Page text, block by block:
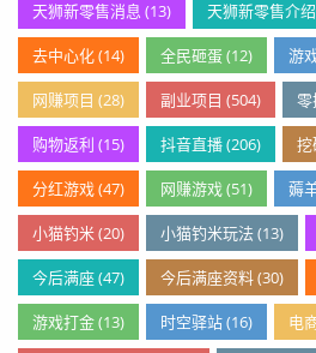
天狮新零售消息 (13) 天狮新零售介
去中心化 (14) 全民砸蛋 (12) 游
网赚项目 (28) 副业项目 (504) 零
购物返利 (15) 抖音直播 (206) 挖
分红游戏 (47) 网赚游戏 (51) 薅
小猫钓米 (20) 小猫钓米玩法 (13)
今后满座 (47) 今后满座资料 (30)
游戏打金 (13) 时空驿站 (16) 电